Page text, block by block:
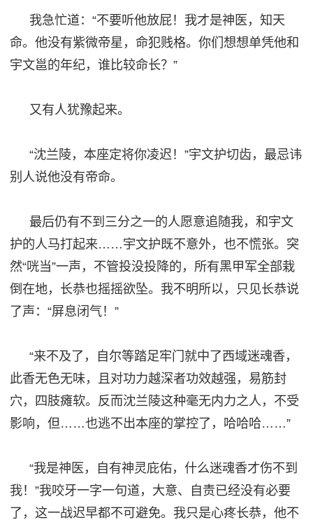
我急忙道： “不要听他放屁！我才是神医，知天
命。他没有紫微帝星，命犯贱格。你们想想单凭他和
宇文邕的年纪，谁比较命长？ ”
又有人犹豫起来。
“沈兰陵，本座定将你凌迟 ！ ”宇文护切齿，最忌讳
别人说他没有帝命。
最后仍有不到三分之一的人愿意追随我， 和 宇文
护的人马打起来……宇文护既不意外，也不慌张。突
然“咣当”一声，不管投没投降的，所有黑甲军全部栽
倒在地，长恭也摇摇欲坠。我不明所以， 只 见长恭说
了声： “屏息闭气！”
“来不及了，自尔等踏足牢门就中了西域迷魂香，
此香无色无味，且对功力越深者功效越强，易筋封
穴，四肢瘫软。反而沈兰陵这种毫无内力之人，不受
影响，但……也逃不出本座的掌控了，哈哈哈……”
“我是神医，自有神灵庇佑，什么迷魂香才伤不到
我！”我咬牙一字一句道，大意、自责已经没有必要
了，这一战迟早都不可避免。我只是心疼长恭，他不